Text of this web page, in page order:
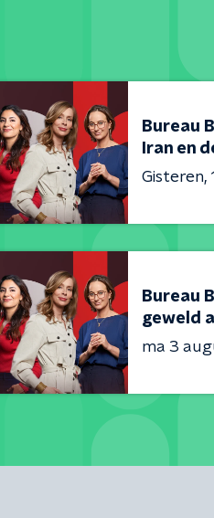
Bureau
Iran en
Gisteren
Bureau
geweld
ma 3